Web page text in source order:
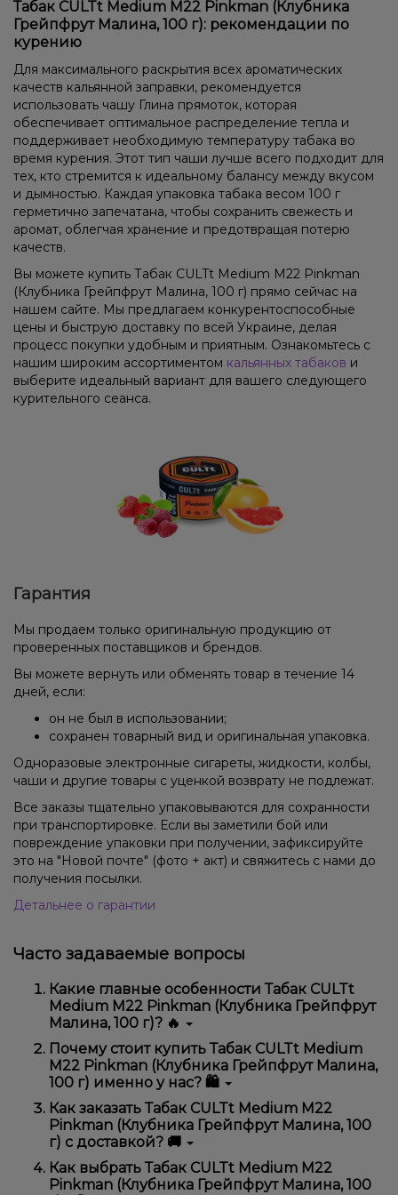
Табак CULTt Medium M22 Pinkman (Клубника
Грейпфрут Малина, 100 г): рекомендации по
курению
Для максимального раскрытия всех ароматических
качеств кальянной заправки, рекомендуется
использовать чашу Глина прямоток, которая
обеспечивает оптимальное распределение тепла и
поддерживает необходимую температуру табака во
время курения. Этот тип чаши лучше всего подходит для
тех, кто стремится к идеальному балансу между вкусом
и дымностью. Каждая упаковка табака весом 100 г
герметично запечатана, чтобы сохранить свежесть и
аромат, облегчая хранение и предотвращая потерю
качеств.
Вы можете купить Табак CULTt Medium M22 Pinkman
(Клубника Грейпфрут Малина, 100 г) прямо сейчас на
нашем сайте. Мы предлагаем конкурентоспособные
цены и быструю доставку по всей Украине, делая
процесс покупки удобным и приятным. Ознакомьтесь с
нашим широким ассортиментом кальянных табаков и
выберите идеальный вариант для вашего следующего
курительного сеанса.
Гарантия
Мы продаем только оригинальную продукцию от
проверенных поставщиков и брендов.
Вы можете вернуть или обменять товар в течение 14
дней, если:
он не был в использовании;
сохранен товарный вид и оригинальная упаковка.
Одноразовые электронные сигареты, жидкости, колбы,
чаши и другие товары с уценкой возврату не подлежат.
Все заказы тщательно упаковываются для сохранности
при транспортировке. Если вы заметили бой или
повреждение упаковки при получении, зафиксируйте
это на "Новой почте" (фото + акт) и свяжитесь с нами до
получения посылки.
Детальнее о гарантии
Часто задаваемые вопросы
Какие главные особенности Табак CULTt
Medium M22 Pinkman (Клубника Грейпфрут
Малина, 100 г)? 🔥
Табак CULTt Medium M22 Pinkman (Клубника
Грейпфрут Малина, 100 г) отличается высоким
качеством, удобством использования и
надежностью.
Почему стоит купить Табак CULTt Medium
M22 Pinkman (Клубника Грейпфрут Малина,
100 г) именно у нас? 🛍️
Мы предлагаем только оригинальную продукцию,
широкий ассортимент, выгодные цены и быструю
доставку. Кроме того, у нас регулярные акции и
скидки для клиентов!
Как заказать Табак CULTt Medium M22
Pinkman (Клубника Грейпфрут Малина, 100
г) с доставкой? 🚚
Оформить заказ можно в несколько кликов:
Добавьте Табак CULTt Medium M22 Pinkman
Как выбрать Табак CULTt Medium M22
Pinkman (Клубника Грейпфрут Малина, 100